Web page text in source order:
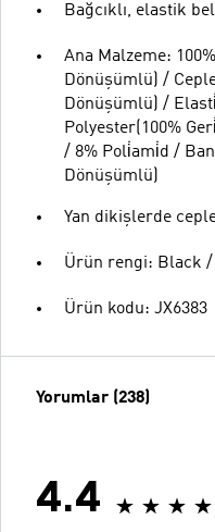
Bağcıklı, elastik bel
Ana Malzeme:
Dönüşümlü) /
Dönüşümlü) /
Polyester(100%
/ 8% Poli̇ami̇d /
Dönüşümlü)
Yan dikişlerde
Ürün rengi: Black /
Ürün kodu: JX6383
Yorumlar (238)
4.4